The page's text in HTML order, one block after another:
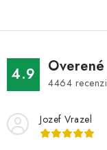
4.9 4464
Jozef Vrazel